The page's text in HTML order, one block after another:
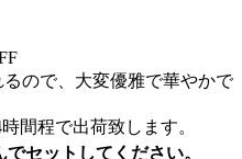
ので、大変優雅で華やかで
間程で出荷致します。
セットしてください。